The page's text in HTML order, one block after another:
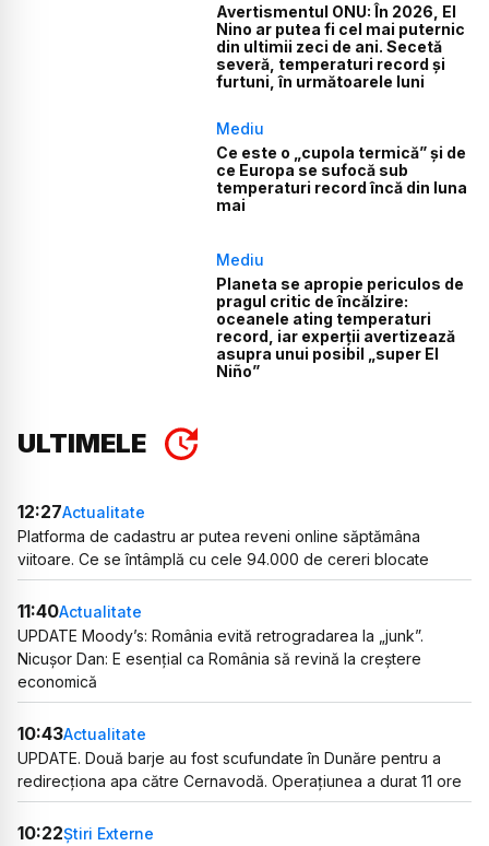
Avertismentul ONU: În 2026, El
Nino ar putea fi cel mai puternic
din ultimii zeci de ani. Secetă
severă, temperaturi record și
furtuni, în următoarele luni
Mediu
Ce este o „cupola termică” și de
ce Europa se sufocă sub
temperaturi record încă din luna
mai
Mediu
Planeta se apropie periculos de
pragul critic de încălzire:
oceanele ating temperaturi
record, iar experții avertizează
asupra unui posibil „super El
Niño”
ULTIMELE
12:27Actualitate
Platforma de cadastru ar putea reveni online săptămâna
viitoare. Ce se întâmplă cu cele 94.000 de cereri blocate
11:40Actualitate
UPDATE Moody’s: România evită retrogradarea la „junk”.
Nicușor Dan: E esențial ca România să revină la creștere
economică
10:43Actualitate
UPDATE. Două barje au fost scufundate în Dunăre pentru a
redirecționa apa către Cernavodă. Operațiunea a durat 11 ore
10:22Știri Externe